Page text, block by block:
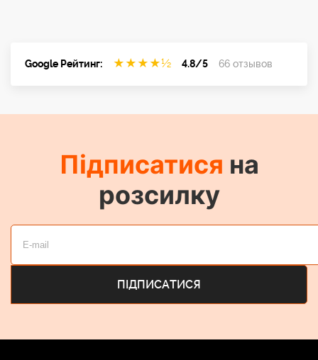
Google Рейтинг: ★ ★ ★ ★½ 4.8/5 66 отзывов
Підписатися на
розсилку